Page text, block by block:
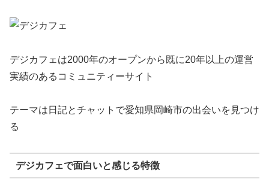
デジカフェは2000年のオープンから既に20年以上の運営
実績のあるコミュニティーサイト
テーマは日記とチャットで愛知県岡崎市の出会いを見つけ
る
デジカフェで面白いと感じる特徴